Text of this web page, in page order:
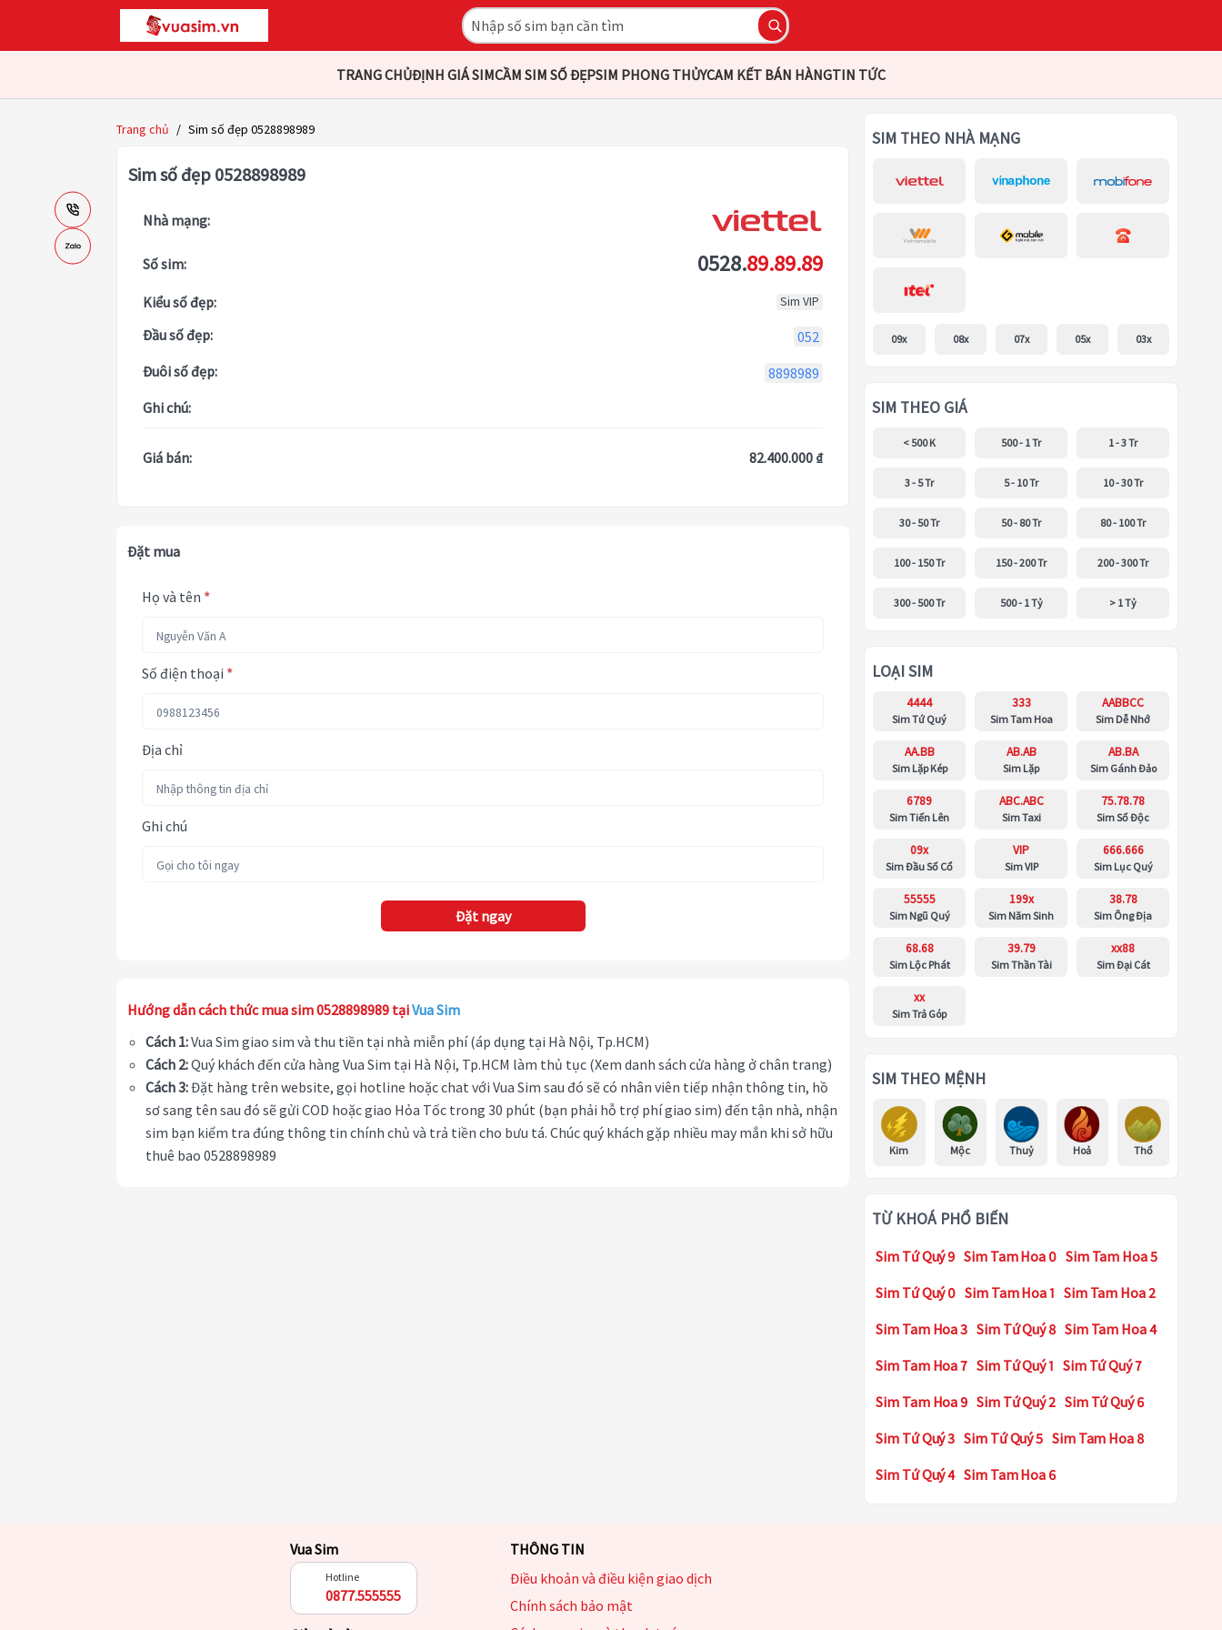
TRANG CHỦĐỊNH GIÁ SIMCẦM SIM SỐ ĐẸPSIM PHONG THỦYCAM KẾT BÁN HÀNGTIN TỨC
Trang chủ / Sim số đẹp 0528898989
Sim số đẹp 0528898989
Nhà mạng:
Số sim: 0528.89.89.89
Kiểu số đẹp: Sim VIP
Đầu số đẹp:
052
Đuôi số đẹp:
8898989
Ghi chú:
Giá bán: 82.400.000 ₫
Đặt mua
Họ và tên *
Số điện thoại *
Địa chỉ
Ghi chú
Đặt ngay
Hướng dẫn cách thức mua sim 0528898989 tạiVua Sim
Cách 1:Vua Sim giao sim và thu tiền tại nhà miễn phí (áp dụng tại Hà Nội, Tp.HCM)
Cách 2:Quý khách đến cửa hàng Vua Sim tại Hà Nội, Tp.HCM làm thủ tục (Xem danh sách cửa hàng ở chân trang)
Cách 3:Đặt hàng trên website, gọi hotline hoặc chat với Vua Sim sau đó sẽ có nhân viên tiếp nhận thông tin, hồ
sơ sang tên sau đó sẽ gửi COD hoặc giao Hỏa Tốc trong 30 phút (bạn phải hỗ trợ phí giao sim) đến tận nhà, nhận
sim bạn kiểm tra đúng thông tin chính chủ và trả tiền cho bưu tá. Chúc quý khách gặp nhiều may mắn khi sở hữu
thuê bao 0528898989
SIM THEO NHÀ MẠNG
09x 08x 07x 05x 03x
SIM THEO GIÁ
< 500 K 500 - 1 Tr 1 - 3 Tr
3 - 5 Tr 5 - 10 Tr 10 - 30 Tr
30 - 50 Tr 50 - 80 Tr 80 - 100 Tr
100 - 150 Tr 150 - 200 Tr 200 - 300 Tr
300 - 500 Tr 500 - 1 Tỷ > 1 Tỷ
LOẠI SIM
4444
Sim Tứ Quý
333
Sim Tam Hoa
AABBCC
Sim Dễ Nhớ
AA.BB
Sim Lặp Kép
AB.AB
Sim Lặp
AB.BA
Sim Gánh Đảo
6789
Sim Tiến Lên
ABC.ABC
Sim Taxi
75.78.78
Sim Số Độc
09x
Sim Đầu Số Cổ
VIP
Sim VIP
666.666
Sim Lục Quý
55555
Sim Ngũ Quý
199x
Sim Năm Sinh
38.78
Sim Ông Địa
68.68
Sim Lộc Phát
39.79
Sim Thần Tài
xx88
Sim Đại Cát
xx
Sim Trả Góp
SIM THEO MỆNH
Kim Mộc Thuỷ Hoả Thổ
TỪ KHOÁ PHỔ BIẾN
Sim Tứ Quý 9 Sim Tam Hoa 0 Sim Tam Hoa 5
Sim Tứ Quý 0 Sim Tam Hoa 1 Sim Tam Hoa 2
Sim Tam Hoa 3 Sim Tứ Quý 8 Sim Tam Hoa 4
Sim Tam Hoa 7 Sim Tứ Quý 1 Sim Tứ Quý 7
Sim Tam Hoa 9 Sim Tứ Quý 2 Sim Tứ Quý 6
Sim Tứ Quý 3 Sim Tứ Quý 5 Sim Tam Hoa 8
Sim Tứ Quý 4 Sim Tam Hoa 6
Vua Sim
Hotline
0877.555555
THÔNG TIN
Điều khoản và điều kiện giao dịch
Chính sách bảo mật